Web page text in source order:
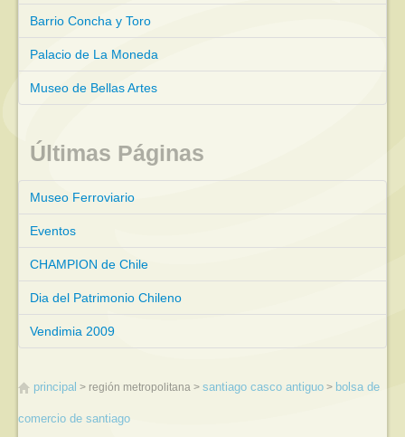
Barrio Concha y Toro
Palacio de La Moneda
Museo de Bellas Artes
Últimas Páginas
Museo Ferroviario
Eventos
CHAMPION de Chile
Dia del Patrimonio Chileno
Vendimia 2009
principal región metropolitana santiago casco antiguo bolsa de
comercio de santiago